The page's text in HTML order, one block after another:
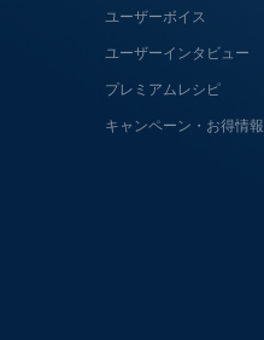
ユーザーボイス
ユーザーインタビュー
プレミアムレシピ
キャンペーン・お得情報